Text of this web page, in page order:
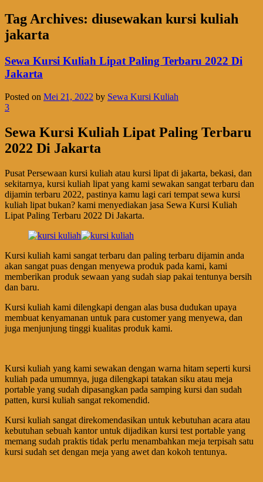
Tag Archives: diusewakan kursi kuliah
jakarta
Sewa Kursi Kuliah Lipat Paling Terbaru 2022 Di
Jakarta
Posted on Mei 21, 2022 by Sewa Kursi Kuliah
3
Sewa Kursi Kuliah Lipat Paling Terbaru
2022 Di Jakarta
Pusat Persewaan kursi kuliah atau kursi lipat di jakarta, bekasi, dan
sekitarnya, kursi kuliah lipat yang kami sewakan sangat terbaru dan
dijamin terbaru 2022, pastinya kamu lagi cari tempat sewa kursi
kuliah lipat bukan? kami menyediakan jasa Sewa Kursi Kuliah
Lipat Paling Terbaru 2022 Di Jakarta.
Kursi kuliah kami sangat terbaru dan paling terbaru dijamin anda
akan sangat puas dengan menyewa produk pada kami, kami
memberikan produk sewaan yang sudah siap pakai tentunya bersih
dan baru.
Kursi kuliah kami dilengkapi dengan alas busa dudukan upaya
membuat kenyamanan untuk para customer yang menyewa, dan
juga menjunjung tinggi kualitas produk kami.
Kursi kuliah yang kami sewakan dengan warna hitam seperti kursi
kuliah pada umumnya, juga dilengkapi tatakan siku atau meja
portable yang sudah dipasangkan pada samping kursi dan sudah
patten, kursi kuliah sangat rekomendid.
Kursi kuliah sangat direkomendasikan untuk kebutuhan acara atau
kebutuhan sebuah kantor untuk dijadikan kursi test portable yang
memang sudah praktis tidak perlu menambahkan meja terpisah satu
kursi sudah set dengan meja yang awet dan kokoh tentunya.